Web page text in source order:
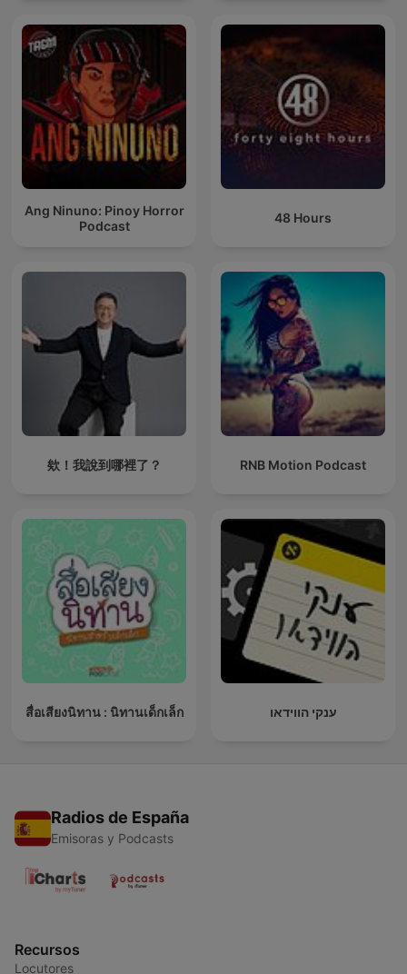
Ang Ninuno: Pinoy Horror
Podcast
48 Hours
欸！我說到哪裡了？ RNB Motion Podcast
สื่อเสียงนิทาน : นิทานเด็กเล็ก ענקי הווידאו
Radios de España
Emisoras y Podcasts
Recursos
Locutores